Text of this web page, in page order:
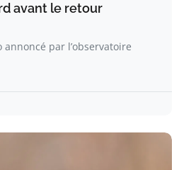
avant le retour
annoncé par l’observatoire